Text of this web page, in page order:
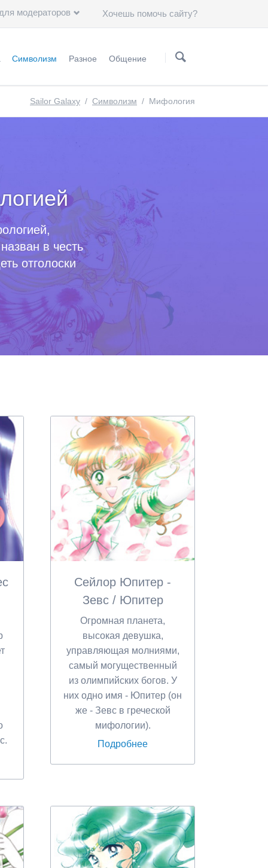
Хочешь помочь сайту?
модераторов
навигацию
Символизм
Символы
Группы крови
Японские иероглифы
Цвет волос
Разное
Статьи
Общение
Группа ВKонтакте
Sailor Galaxy Символизм Мифология
в честь
отголоски
Сейлор Юпитер -
Зевс / Юпитер
Огромная планета,
высокая девушка,
управляющая молниями,
самый могущественный
из олимпийских богов. У
них одно имя - Юпитер (он
же - Зевс в греческой
мифологии).
Подробнее